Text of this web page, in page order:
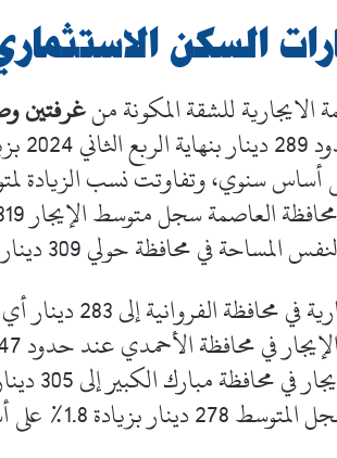
السكن
للشقة المكونة منغرفتين
سنوي، وتفاوتت نسب الزيادة
حولي 309 دينار أعلى بنسبة 1.2% على أساس سنوي.
سنوي بنهاية الربع الثاني 2024.